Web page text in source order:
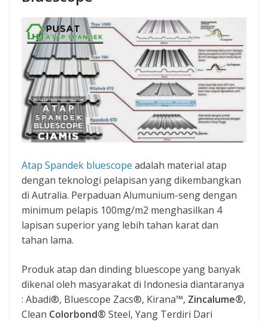
Atap Spandek bluescope adalah material atap
dengan teknologi pelapisan yang dikembangkan
di Autralia. Perpaduan Alumunium-seng dengan
minimum pelapis 100mg/m2 menghasilkan 4
lapisan superior yang lebih tahan karat dan
tahan lama.
Produk atap dan dinding bluescope yang banyak
dikenal oleh masyarakat di Indonesia diantaranya
: Abadi®, Bluescope Zacs®, Kirana™, Zincalume®,
Clean Colorbond® Steel, Yang Terdiri Dari